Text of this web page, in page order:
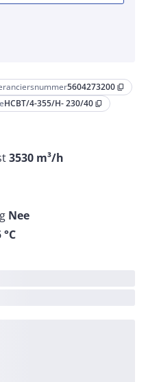
5604273200 content_copy
HCBT/4-355/H- 230/40 content_copy
3530 m³/h
Nee
°C